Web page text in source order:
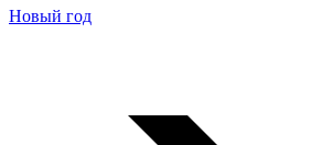
Новый год